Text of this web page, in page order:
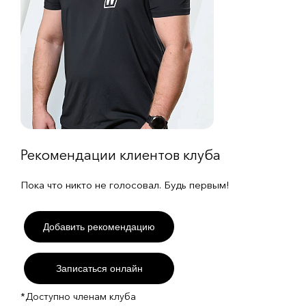
Рекомендации клиентов клуба
Пока что никто не голосовал. Будь первым!
Добавить рекомендацию
Записаться онлайн
*Доступно членам клуба